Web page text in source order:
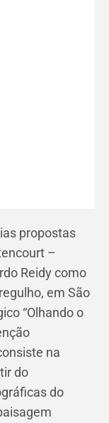
propostas
–
Reidy como
em São
“Olhando o
na
do
do